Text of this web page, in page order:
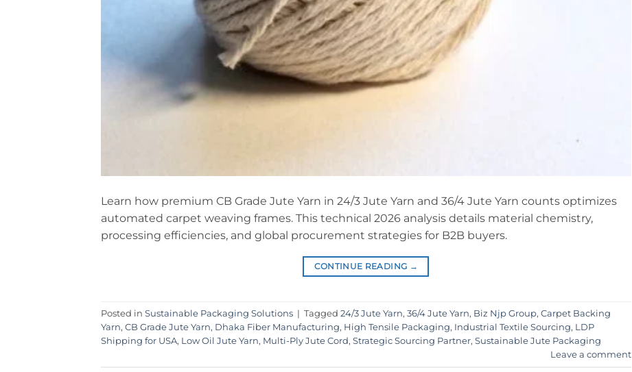
Learn how premium CB Grade Jute Yarn in 24/3 Jute Yarn and 36/4 Jute Yarn counts optimizes
automated carpet weaving frames. This technical 2026 analysis details material chemistry,
processing efficiencies, and global procurement strategies for B2B buyers.
CONTINUE READING →
Posted in Sustainable Packaging Solutions | Tagged 24/3 Jute Yarn, 36/4 Jute Yarn, Biz Njp Group, Carpet Backing
Yarn, CB Grade Jute Yarn, Dhaka Fiber Manufacturing, High Tensile Packaging, Industrial Textile Sourcing, LDP
Shipping for USA, Low Oil Jute Yarn, Multi-Ply Jute Cord, Strategic Sourcing Partner, Sustainable Jute Packaging
Leave a comment